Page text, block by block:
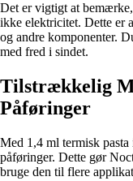
Det er vigtigt at
ikke elektricitet. Dette er
og andre komponenter.
med fred i sindet.
Tilstrækkelig
Påføringer
Med 1,4 ml termisk
påføringer. Dette gør
bruge den til flere